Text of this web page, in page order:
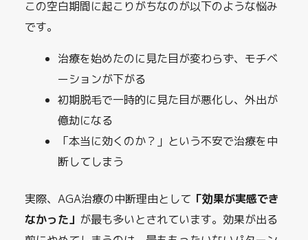
この空白期間に起こりがちなのが以下のような悩み
です。
治療を始めたのに見た目が変わらず、モチベ
ーションが下がる
初期脱毛で一時的に見た目が悪化し、外出が
億劫になる
「本当に効くのか？」という不安で治療を中
断してしまう
実際、AGA治療の中断理由として 「効果が実感でき
なかった」 が最も多いとされています。効果が出る